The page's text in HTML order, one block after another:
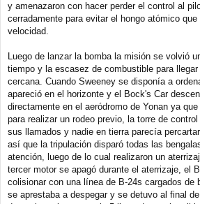
y amenazaron con hacer perder el control al
cerradamente para evitar el hongo atómico
velocidad.
Luego de lanzar la bomba la misión se volvió
tiempo y la escasez de combustible para
cercana. Cuando Sweeney se disponía a
apareció en el horizonte y el Bock's Car
directamente en el aeródromo de Yonan ya
para realizar un rodeo previo, la torre de
sus llamados y nadie en tierra parecía
así que la tripulación disparó todas las
atención, luego de lo cual realizaron un
tercer motor se apagó durante el aterrizaje, el
colisionar con una línea de B-24s cargados de
se aprestaba a despegar y se detuvo al final